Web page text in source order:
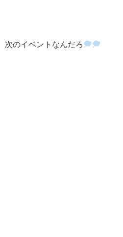
次のイベントなんだろ